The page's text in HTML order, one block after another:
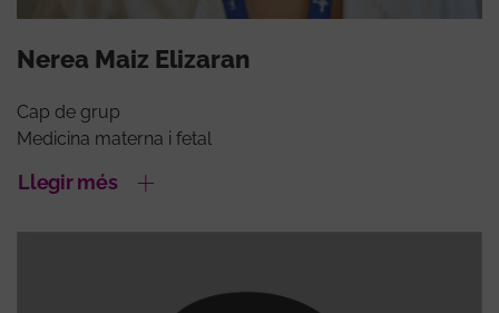
Nerea Maiz Elizaran
Cap de grup
Medicina materna i fetal
Llegir més